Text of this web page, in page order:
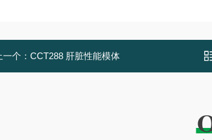
一个： CCT288 肝脏性能模体